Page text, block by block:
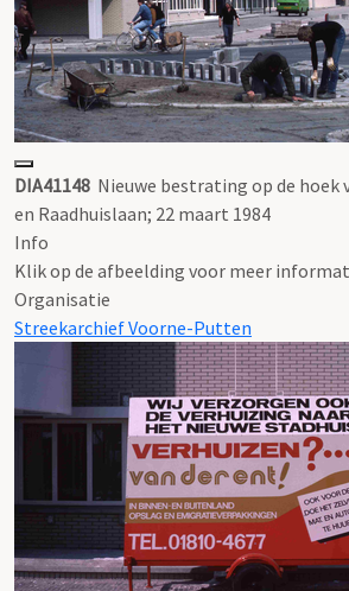
DIA41148 Nieuwe bestrating op de hoek
en Raadhuislaan; 22 maart 1984
Info
Klik op de afbeelding voor meer
Organisatie
Streekarchief Voorne-Putten